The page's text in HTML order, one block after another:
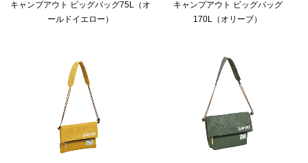
キャンプアウト ビッグバッグ75L（オ
ールドイエロー）
キャンプアウト ビッグバッグ
170L（オリーブ）